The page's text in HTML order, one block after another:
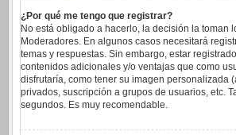
¿Por qué me tengo que registrar?
No está obligado a hacerlo, la decisión la toman
Moderadores. En algunos casos necesitará
temas y respuestas. Sin embargo, estar
contenidos adicionales y/o ventajas que como
disfrutaría, como tener su imagen personalizada
privados, suscripción a grupos de usuarios, etc.
segundos. Es muy recomendable.